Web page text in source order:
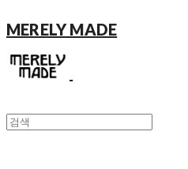
MERELY MADE